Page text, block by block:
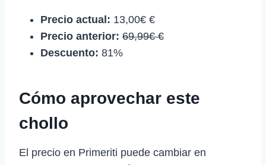
Precio actual: 13,00€ €
Precio anterior: 69,99€ €
Descuento: 81%
Cómo aprovechar este
chollo
El precio en Primeriti puede cambiar en